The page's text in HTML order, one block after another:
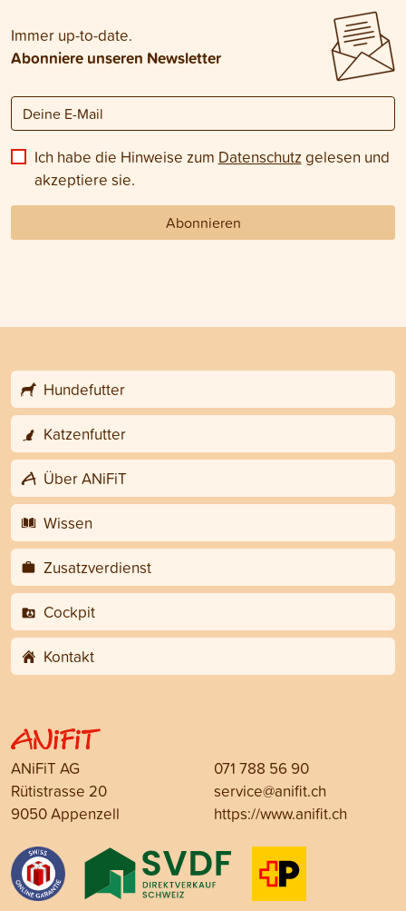
Immer up-to-date.
Abonniere unseren Newsletter
Ich habe die Hinweise zum Datenschutz gelesen und
akzeptiere sie.
Abonnieren
Hundefutter
Katzenfutter
Über ANiFiT
Wissen
Zusatzverdienst
Cockpit
Kontakt
ANiFiT AG
Rütistrasse 20
9050 Appenzell
071 788 56 90
service@anifit.ch
https://www.anifit.ch